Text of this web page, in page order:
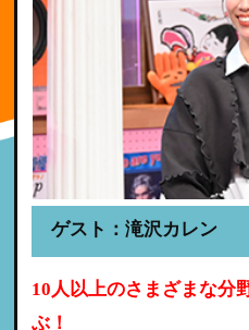
ゲスト：滝沢カレン
10人以上のさまざまな分
ぶ！